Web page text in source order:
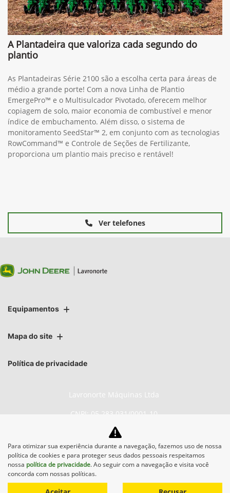
A Plantadeira que valoriza cada segundo do
plantio
As Plantadeiras Série 2100 são a escolha certa para áreas de
médio a grande porte! Com a nova Linha de Plantio
EmergePro™ e o Multisulcador Pivotado, oferecem melhor
copiagem de solo, maior economia de combustível e menor
índice de embuchamento. Além disso, o sistema de
monitoramento SeedStar™ 2, em conjunto com as tecnologias
RowCommand™ e Controle de Seções de Fertilizante,
proporciona um plantio mais preciso e rentável!
Ver telefones
Equipamentos
Mapa do site
Política de privacidade
Lavronorte Máquinas Ltda
CNPJ: 05.283.031/0001-10
No trânsito, enxergar o outro
salva vidas.
Para otimizar sua experiência durante a navegação, fazemos uso de nossa
política de cookies e para proteger seus dados pessoais respeitamos
nossa política de privacidade. Ao seguir com a navegação e visita você
concorda com nossas políticas.